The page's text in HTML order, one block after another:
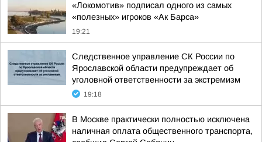
«Локомотив» подписал одного из самых
«полезных» игроков «Ак Барса»
19:21
Следственное управление СК России по
Ярославской области предупреждает об
уголовной ответственности за экстремизм
19:18
В Москве практически полностью исключена
наличная оплата общественного транспорта,